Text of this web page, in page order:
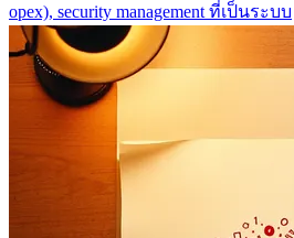
opex), security management ที่เป็นระบบ